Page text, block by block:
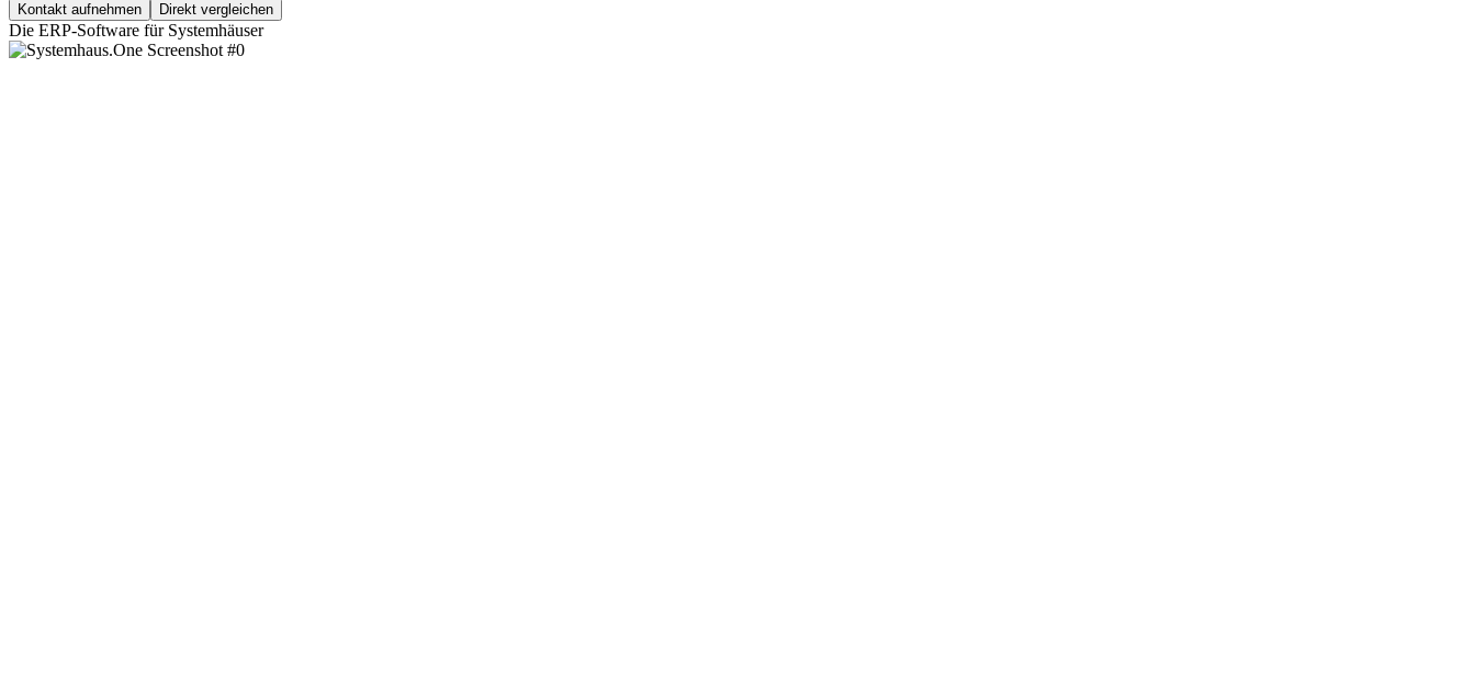
Kontakt aufnehmen Direkt vergleichen
Die ERP-Software für Systemhäuser